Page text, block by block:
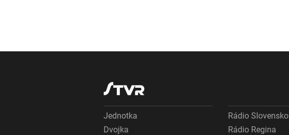
Jednotka
Dvojka
Rádio Slovensko
Rádio Regina